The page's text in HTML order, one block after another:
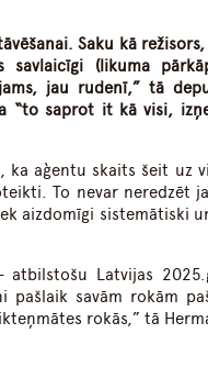
Saku kā
(likuma
jau rudenī,” tā
“to saprot it kā visi,
ka aģentu skaits šeit uz
To nevar neredzēt
aizdomīgi sistemātiski
Latvijas
pašlaik savām rokām
rokās,” tā